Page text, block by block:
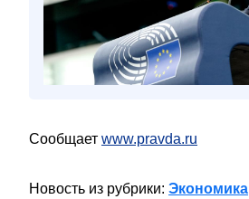
Сообщает www.pravda.ru
Новость из рубрики: Экономика